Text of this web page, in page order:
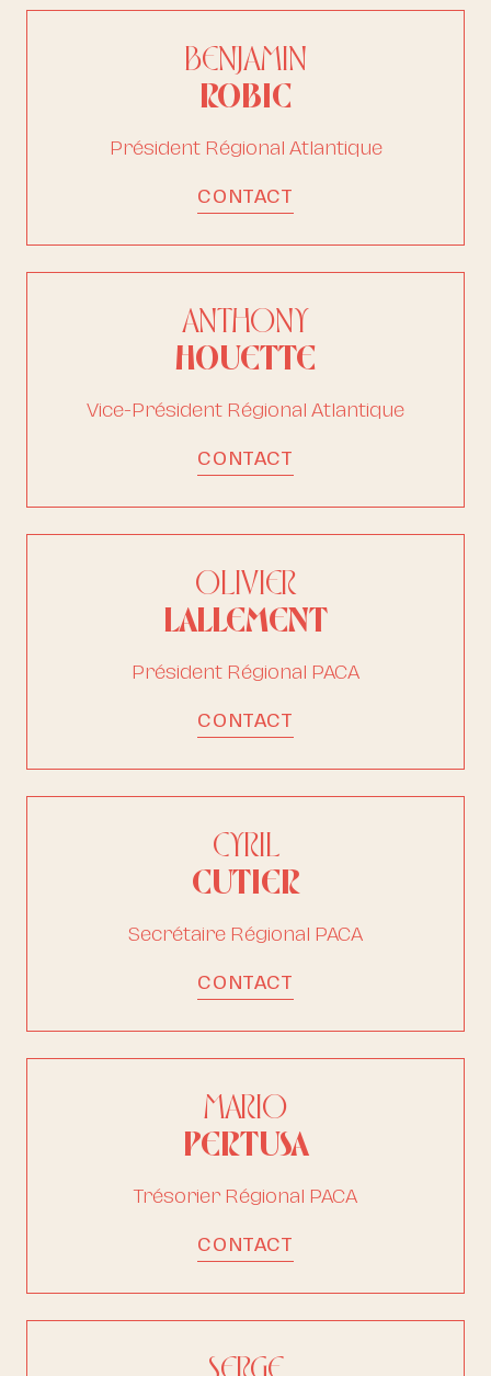
BENJAMIN
ROBIC
Président Régional Atlantique
CONTACT
ANTHONY
HOUETTE
Vice-Président Régional Atlantique
CONTACT
OLIVIER
LALLEMENT
Président Régional PACA
CONTACT
CYRIL
CUTIER
Secrétaire Régional PACA
CONTACT
MARIO
PERTUSA
Trésorier Régional PACA
CONTACT